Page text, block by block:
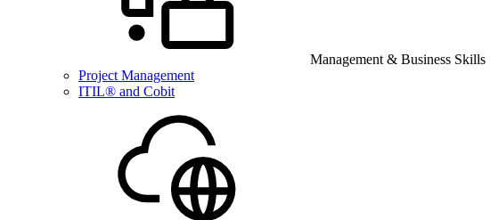
Management & Business Skills
Project Management
ITIL® and Cobit